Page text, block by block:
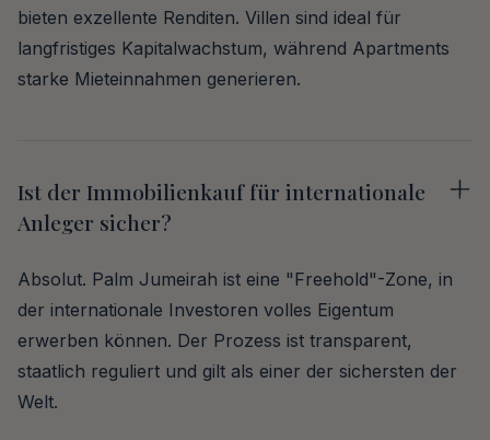
bieten exzellente Renditen. Villen sind ideal für
langfristiges Kapitalwachstum, während Apartments
starke Mieteinnahmen generieren.
Ist der Immobilienkauf für internationale
Anleger sicher?
Absolut. Palm Jumeirah ist eine "Freehold"-Zone, in
der internationale Investoren volles Eigentum
erwerben können. Der Prozess ist transparent,
staatlich reguliert und gilt als einer der sichersten der
Welt.